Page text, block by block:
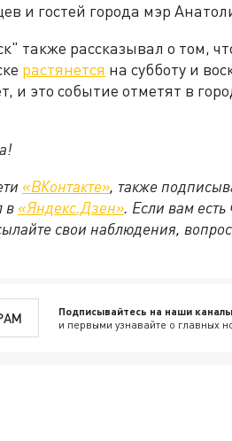
и гостей города мэр
также рассказывал о том,
растянется на субботу и
и это событие отметят в
«ВКонтакте», также
в «Яндекс.Дзен». Если вам
свои наблюдения,
Подписывайтесь на наши каналы
и первыми узнавайте о главных